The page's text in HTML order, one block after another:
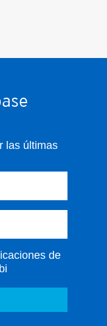
las últimas
de